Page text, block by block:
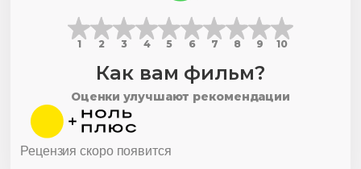
1 2 3 4 5 6 7 8 9 10
Как вам фильм?
Оценки улучшают рекомендации
Рецензия скоро появится